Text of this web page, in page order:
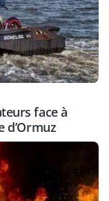
face à
d’Ormuz